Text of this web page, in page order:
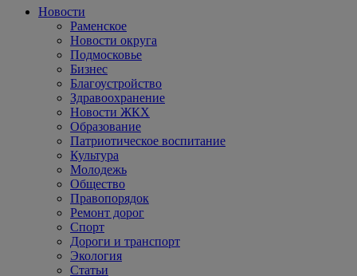
Новости
Раменское
Новости округа
Подмосковье
Бизнес
Благоустройство
Здравоохранение
Новости ЖКХ
Образование
Патриотическое воспитание
Культура
Молодежь
Общество
Правопорядок
Ремонт дорог
Спорт
Дороги и транспорт
Экология
Статьи